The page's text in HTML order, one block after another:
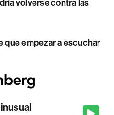
volverse contra las
que empezar a escuchar